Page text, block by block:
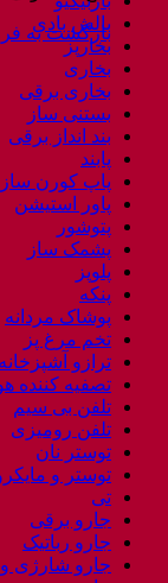
بازگشت به
بالش بادی
بخارپز
بخاری
بخاری برقی
بستنی ساز
بند انداز برقی
پابند
پاپ کورن ساز
پاور استیشن
پتوشور
پشمک ساز
پلوپز
پنکه
پوشاک مردانه
تخم مرغ پز
ترازو آشپزخانه
تصفیه کننده
تلفن بی سیم
تلفن رومیزی
توستر نان
توستر و
تی
جارو برقی
جارو رباتیک
جارو شارژی و